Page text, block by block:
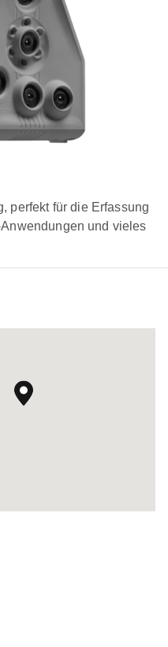
perfekt für die Erfassung
und vieles